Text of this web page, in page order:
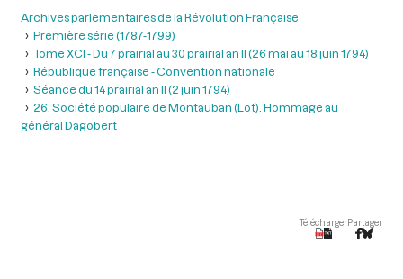
Archives parlementaires de la Révolution Française
Première série (1787-1799)
Tome XCI - Du 7 prairial au 30 prairial an II (26 mai au 18 juin 1794)
République française - Convention nationale
Séance du 14 prairial an II (2 juin 1794)
26. Société populaire de Montauban (Lot). Hommage au
général Dagobert
TéléchargerPartager